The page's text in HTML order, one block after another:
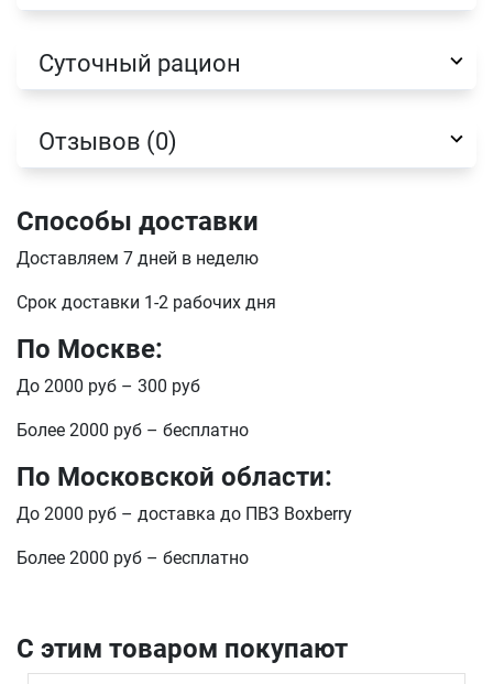
Суточный рацион
Отзывов (0)
Способы доставки
Доставляем 7 дней в неделю
Срок доставки 1-2 рабочих дня
По Москве:
До 2000 руб – 300 руб
Более 2000 руб – бесплатно
По Московской области:
До 2000 руб – доставка до ПВЗ Boxberry
Более 2000 руб – бесплатно
С этим товаром покупают
Продолжить покупки
Оформить заказ
Имя
Телефон